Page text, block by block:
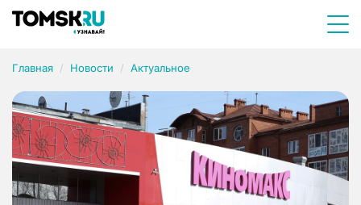
Главная Новости Актуальное